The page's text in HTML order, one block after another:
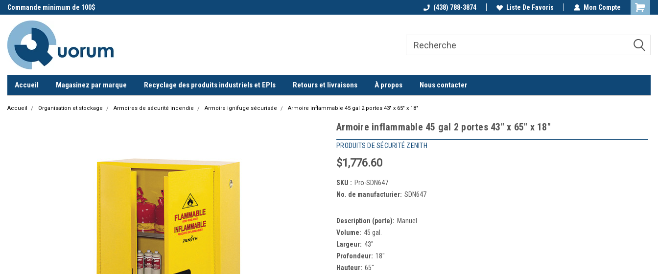
Commande minimum de 100$ Commande minimum de 100$ Appelez-nous!
(438) 788-3874 Liste De Favoris Mon Compte
Accueil Magasinez par marque Recyclage des produits industriels et EPIs Retours et livraisons À propos Nous contacter
Accueil Organisation et stockage Armoires de sécurité incendie Armoire ignifuge sécurisée Armoire inflammable 45 gal 2 portes 43" x 65" x 18"
Armoire inflammable 45 gal 2 portes 43" x 65" x 18"
PRODUITS DE SÉCURITÉ ZENITH
$1,776.60
SKU : Pro-SDN647
No. de manufacturier: SDN647
Description (porte): Manuel
Volume: 45 gal.
Largeur: 43"
Profondeur: 18"
Hauteur: 65"